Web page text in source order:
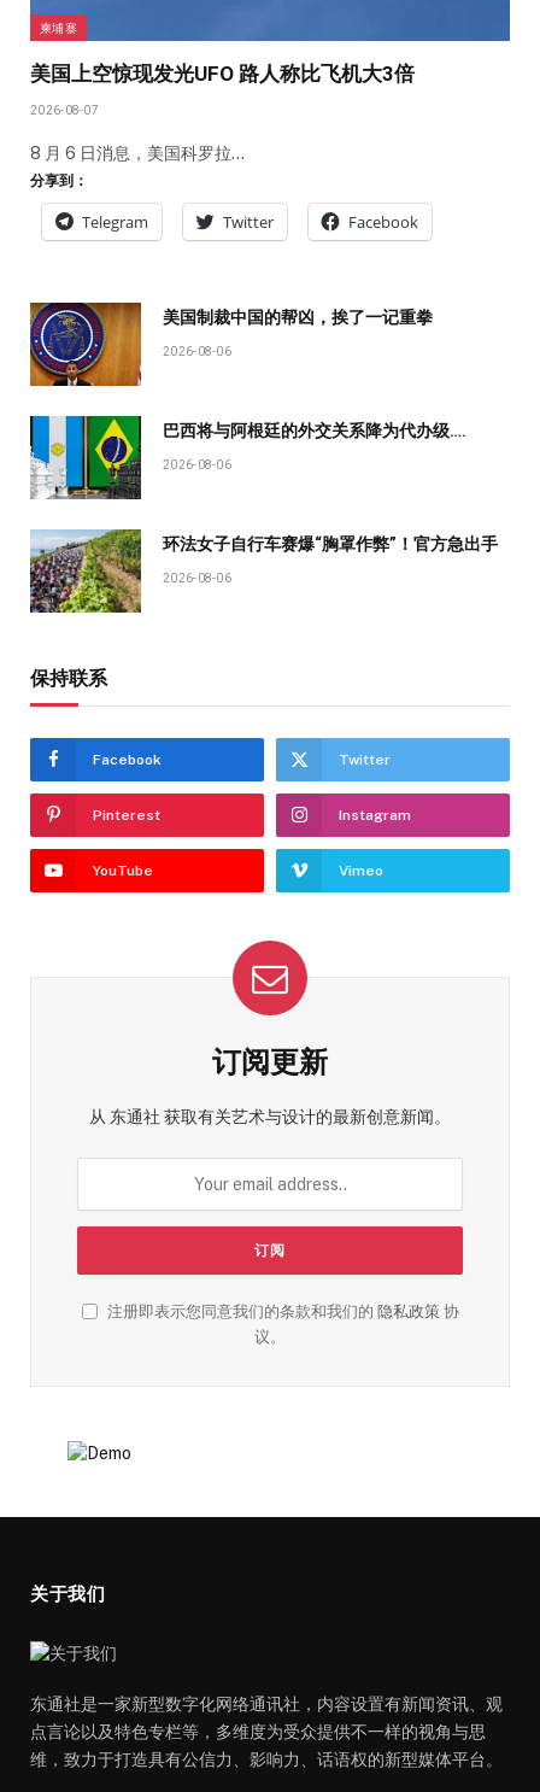
柬埔寨
美国上空惊现发光UFO 路人称比飞机大3倍
2026-08-07
8 月 6 日消息，美国科罗拉…
分享到：
Telegram Twitter Facebook
美国制裁中国的帮凶，挨了一记重拳
2026-08-06
巴西将与阿根廷的外交关系降为代办级….
2026-08-06
环法女子自行车赛爆“胸罩作弊”！官方急出手
2026-08-06
保持联系
Facebook Twitter
Pinterest Instagram
YouTube Vimeo
订阅更新
从 东通社 获取有关艺术与设计的最新创意新闻。
注册即表示您同意我们的条款和我们的 隐私政策协
议。
关于我们
东通社是一家新型数字化网络通讯社，内容设置有新闻资讯、观
点言论以及特色专栏等，多维度为受众提供不一样的视角与思
维，致力于打造具有公信力、影响力、话语权的新型媒体平台。